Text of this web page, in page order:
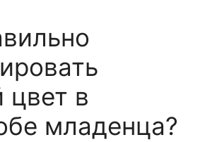
в
младенца?